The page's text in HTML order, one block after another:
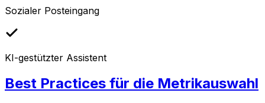
Sozialer Posteingang
KI-gestützter Assistent
Best Practices für die Metrikauswahl